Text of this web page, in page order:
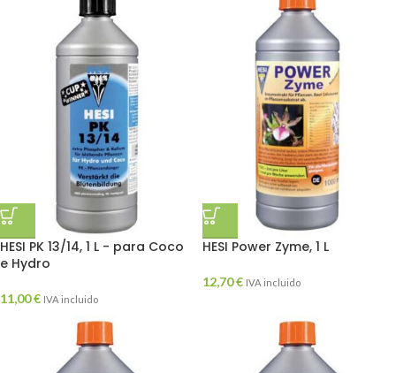
HESI PK 13/14, 1 L - para Coco
e Hydro
11,00€ IVA incluido
HESI Power Zyme, 1 L
12,70€ IVA incluido